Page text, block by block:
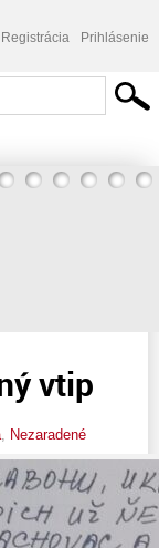
Registrácia Prihlásenie
vtip
Nezaradené